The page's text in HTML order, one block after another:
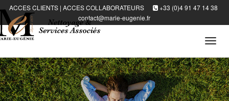
ACCES CLIENTS| ACCES COLLABORATEURS
+33 (0)4 91 47 14 38
contact@marie-eugenie.fr